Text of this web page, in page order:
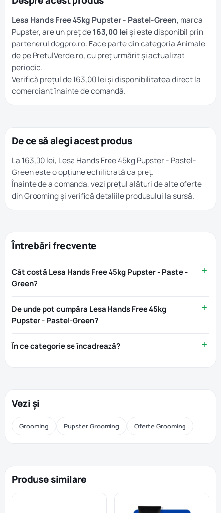
Lesa Hands Free 45kg Pupster - Pastel-Green, marca
Pupster, are un preț de163,00 lei și este disponibil prin
partenerul dogpro.ro. Face parte din categoriaAnimale
de pe PretulVerde.ro, cu preț urmărit și actualizat
periodic.
Verifică prețul de 163,00 lei și disponibilitatea direct la
comerciant înainte de comandă.
De ce să alegi acest produs
La 163,00 lei, Lesa Hands Free 45kg Pupster - Pastel-
Green este o opțiune echilibrată ca preț.
Înainte de a comanda, vezi prețul alături de alte oferte
dinGrooming și verifică detaliile produsului la sursă.
Întrebări frecvente
Cât costă Lesa Hands Free 45kg Pupster - Pastel-
Green?
De unde pot cumpăra Lesa Hands Free 45kg
Pupster - Pastel-Green?
În ce categorie se încadrează?
Vezi și
Grooming Pupster Grooming Oferte Grooming
Produse similare